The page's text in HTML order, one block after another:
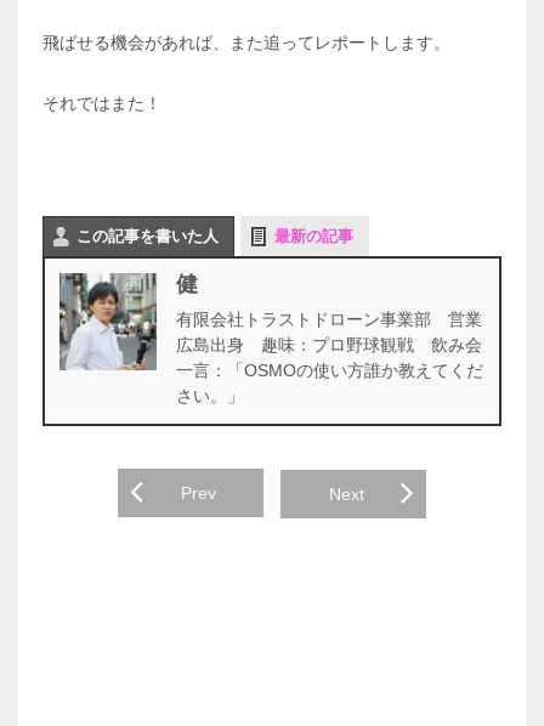
飛ばせる機会があれば、また追ってレポートします。
それではまた！
この記事を書いた人 最新の記事
健
有限会社トラストドローン事業部 営業
広島出身 趣味：プロ野球観戦 飲み会
一言：「OSMOの使い方誰か教えてくだ
さい。」
Prev Next